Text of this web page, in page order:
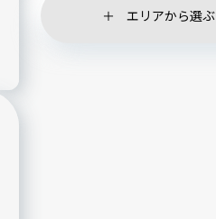
エリアから選ぶ